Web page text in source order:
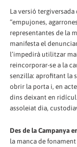
La versió
“empujones,
representantes de la
manifesta el
l’impedirà utilitzar
reincorporar-se a la
senzilla: aprofitant la
obrir la porta i, en
dins deixant en
assoleiat dia,
Des de la Campanya
la manca de